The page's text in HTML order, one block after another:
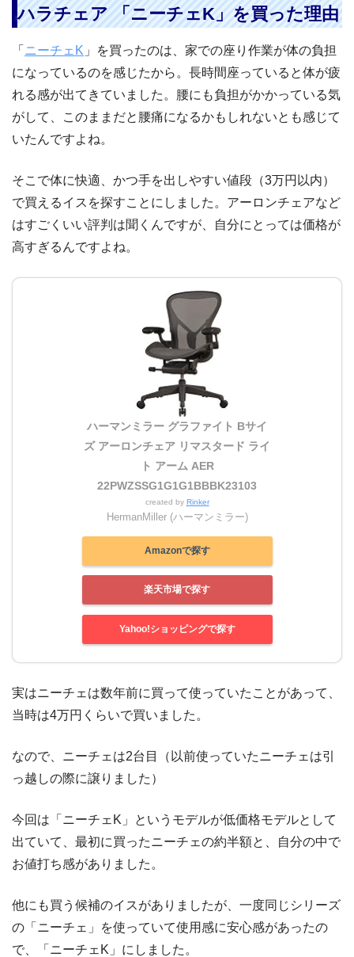
ハラチェア 「ニーチェK」を買った理由
「 ニーチェK 」を買ったのは、家での座り作業が体の負担
になっているのを感じたから。長時間座っていると体が疲
れる感が出てきていました。腰にも負担がかかっている気
がして、このままだと腰痛になるかもしれないとも感じて
いたんですよね。
そこで体に快適、かつ手を出しやすい値段（3万円以内）
で買えるイスを探すことにしました。アーロンチェアなど
はすごくいい評判は聞くんですが、自分にとっては価格が
高すぎるんですよね。
ハーマンミラー グラファイト Bサイ
ズ アーロンチェア リマスタード ライ
ト アーム AER
22PWZSSG1G1G1BBBK23103
created by Rinker
HermanMiller (ハーマンミラー)
Amazonで探す
楽天市場で探す
Yahoo!ショッピングで探す
実はニーチェは数年前に買って使っていたことがあって、
当時は4万円くらいで買いました。
なので、ニーチェは2台目（以前使っていたニーチェは引
っ越しの際に譲りました）
今回は「ニーチェK」というモデルが低価格モデルとして
出ていて、最初に買ったニーチェの約半額と、自分の中で
お値打ち感がありました。
他にも買う候補のイスがありましたが、一度同じシリーズ
の「ニーチェ」を使っていて使用感に安心感があったの
で、「ニーチェK」にしました。